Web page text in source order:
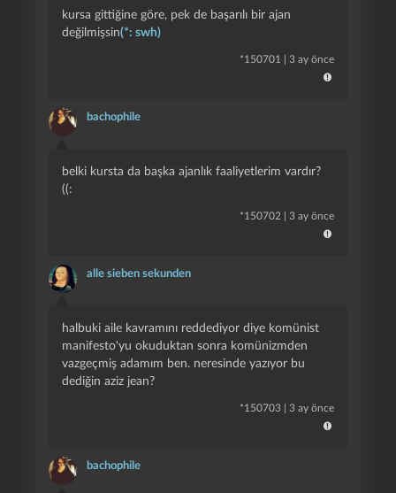
kursa gittiğine göre, pek de başarılı bir ajan
değilmişsin(*: swh)
*150701 3 ay önce
bachophile
belki kursta da başka ajanlık faaliyetlerim vardır?
((:
*150702 3 ay önce
alle sieben sekunden
halbuki aile kavramını reddediyor diye komünist
manifesto'yu okuduktan sonra komünizmden
vazgeçmiş adamım ben. neresinde yazıyor bu
dediğin aziz jean?
*150703 3 ay önce
bachophile